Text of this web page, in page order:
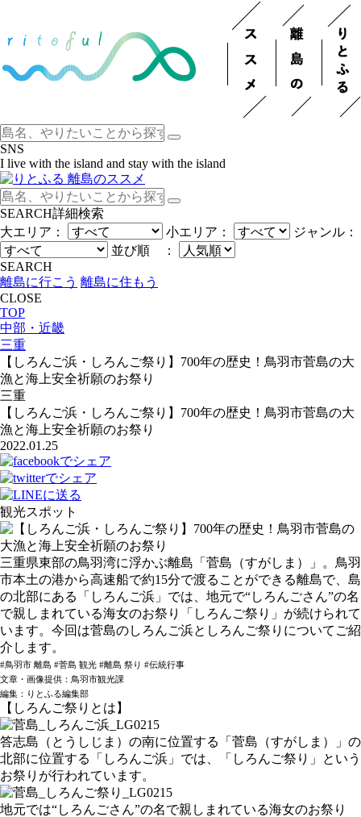
SNS
I live with the island and stay with the island
SEARCH詳細検索
大エリア：
小エリア：
ジャンル：
並び順 ：
SEARCH
離島に行こう 離島に住もう
CLOSE
TOP
中部・近畿
三重
【しろんご浜・しろんご祭り】700年の歴史！鳥羽市菅島の大
漁と海上安全祈願のお祭り
三重
【しろんご浜・しろんご祭り】700年の歴史！鳥羽市菅島の大
漁と海上安全祈願のお祭り
2022.01.25
観光スポット
三重県東部の鳥羽湾に浮かぶ離島「菅島（すがしま）」。鳥羽
市本土の港から高速船で約15分で渡ることができる離島で、島
の北部にある「しろんご浜」では、地元で“しろんごさん”の名
で親しまれている海女のお祭り「しろんご祭り」が続けられて
います。今回は菅島のしろんご浜としろんご祭りについてご紹
介します。
#鳥羽市 離島 #菅島 観光 #離島 祭り #伝統行事
文章・画像提供：鳥羽市観光課
編集：りとふる編集部
【しろんご祭りとは】
答志島（とうしじま）の南に位置する「菅島（すがしま）」の
北部に位置する「しろんご浜」では、「しろんご祭り」という
お祭りが行われています。
地元では“しろんごさん”の名で親しまれている海女のお祭り